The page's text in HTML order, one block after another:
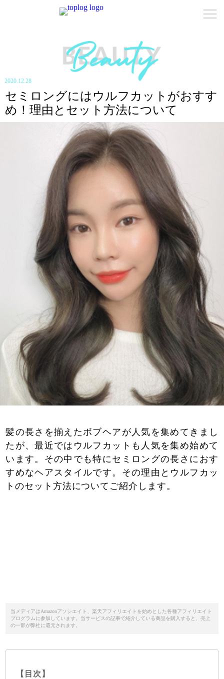
2020.12.28
セミロングにはウルフカットがおすす
め！理由とセット方法について
髪の長さを揃えたボブヘアが人気を集めてきまし
たが、最近ではウルフカットも人気を集め始めて
います。その中でも特にセミロングの長さにおす
すめなヘアスタイルです。その理由とウルフカッ
トのセット方法についてご紹介します。
当メディアはAmazonアソシエイト、楽天アフィリエイトを始めとした各種アフィリエイト
プログラムに参加しています。当サービスの記事で紹介している商品を購入すると、売上
の一部が弊社に還元されます。
【目次】